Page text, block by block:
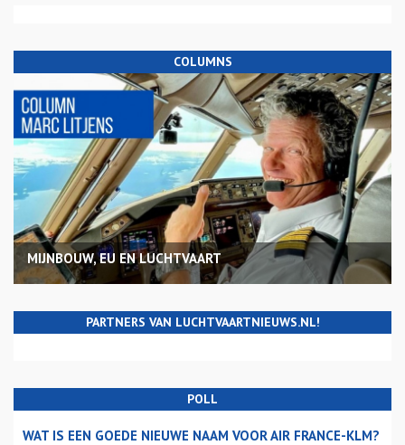
COLUMNS
MIJNBOUW, EU EN LUCHTVAART
PARTNERS VAN LUCHTVAARTNIEUWS.NL!
POLL
WAT IS EEN GOEDE NIEUWE NAAM VOOR AIR FRANCE-KLM?